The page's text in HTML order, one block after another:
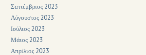
Σεπτέμβριος 2023
Αύγουστος 2023
Ιούλιος 2023
Μάιος 2023
Απρίλιος 2023